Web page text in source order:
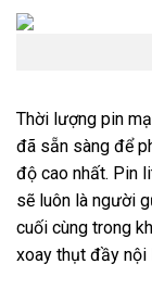
Thời lượng pin
đã sẵn sàng để
độ cao nhất. Pin
sẽ luôn là người
cuối cùng trong
xoay thụt đầy nội